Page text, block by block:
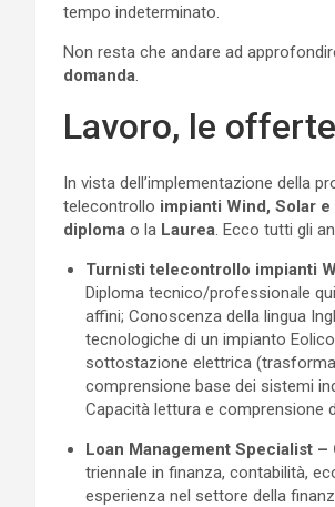
tempo indeterminato.
Non resta che andare ad
domanda.
Lavoro, le
In vista dell’implementazione della
telecontrollo impianti Wind, Solar e
diploma o la Laurea. Ecco tutti gli
Turnisti telecontrollo impianti
Diploma tecnico/professionale
affini; Conoscenza della lingua
tecnologiche di un impianto
sottostazione elettrica
comprensione base dei sistemi
Capacità lettura e comprensione
Loan Management Specialist
triennale in finanza, contabilità,
esperienza nel settore della